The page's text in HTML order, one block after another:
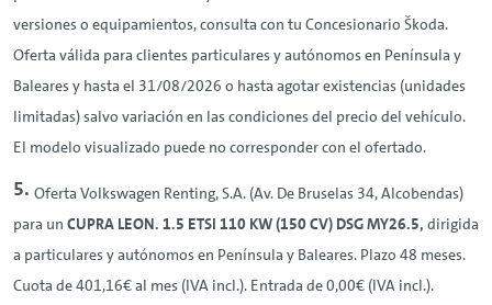
versiones o equipamientos, consulta con tu Concesionario Škoda.
Oferta válida para clientes particulares y autónomos en Península y
Baleares y hasta el 31/08/2026 o hasta agotar existencias (unidades
limitadas) salvo variación en las condiciones del precio del vehículo.
El modelo visualizado puede no corresponder con el ofertado.
Oferta Volkswagen Renting, S.A. (Av. De Bruselas 34, Alcobendas)
para un CUPRA LEON. 1.5 ETSI 110 KW (150 CV) DSG MY26.5, dirigida
a particulares y autónomos en Península y Baleares. Plazo 48 meses.
Cuota de 401,16€ al mes (IVA incl.). Entrada de 0,00€ (IVA incl.).